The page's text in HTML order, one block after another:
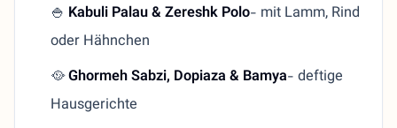
🍚 Kabuli Palau & Zereshk Polo- mit Lamm, Rind
oder Hähnchen
🥘Ghormeh Sabzi, Dopiaza & Bamya- deftige
Hausgerichte